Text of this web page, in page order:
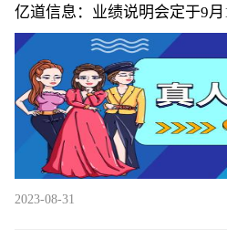
亿道信息：业绩说明会定于9
2023-08-31